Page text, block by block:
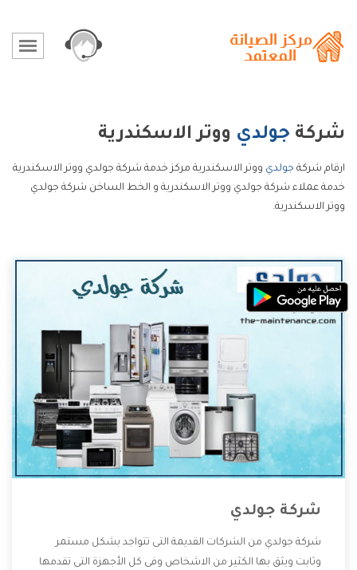
شركة جولدي ووتر الاسكندرية
ارقام شركة جولدي ووتر الاسكندرية مركز خدمة شركة جولدي ووتر الاسكندرية
خدمة عملاء شركة جولدي ووتر الاسكندرية و الخط الساخن شركة جولدي
ووتر الاسكندرية.
شركة جولدي
شركة جولدي من الشركات القديمة التى تتواجد بشكل مستمر
وثابت ويثق بها الكثير من الاشخاص وفى كل الأجهزة التى تقدمها